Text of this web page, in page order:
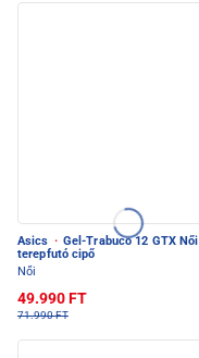
Asics · Gel-Trabuco 12 GTX Női
terepfutó cipő
Női
49.990 FT
71.990 FT